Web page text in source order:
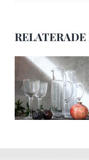
RELATERADE
Bruksföremål 16